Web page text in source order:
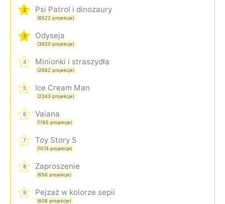
2 Psi Patrol i dinozaury
(8522 projekcje)
3 Odyseja
(3920 projekcje)
4 Minionki i straszydła
(2662 projekcje)
5 Ice Cream Man
(2343 projekcje)
6 Vaiana
(1165 projekcje)
7 Toy Story 5
(1074 projekcje)
8 Zaproszenie
(656 projekcje)
9 Pejzaż w kolorze sepii
(608 projekcje)